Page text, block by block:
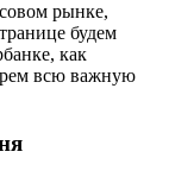
рынке,
будем
как
всю важную